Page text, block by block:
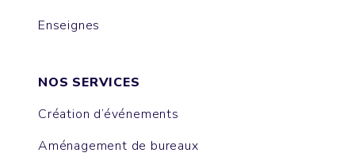
Enseignes
NOS SERVICES
Création d’événements
Aménagement de bureaux